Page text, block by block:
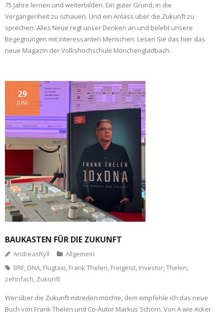
75 Jahre lernen und weiterbilden. Ein guter Grund, in die
Vergangenheit zu schauen. Und ein Anlass über die Zukunft zu
sprechen. Alles Neue regt unser Denken an und belebt unsere
Begegnungen mit interessanten Menschen. Lesen Sie das hier das
neue Magazin der Volkshochschule Mönchengladbach.
BAUKASTEN FÜR DIE ZUKUNFT
29
JUNI
AndreasRyll
Allgemein
BRF, DNA, Flugtaxi, Frank Thelen, Freigeist, Investor,Thelen,
zehnfach, Zukunft
Wer über die Zukunft mitreden möchte, dem empfehle ich das neue
Buch von Frank Thelen und Co-Autor Markus Schorn. Von A wie Acker